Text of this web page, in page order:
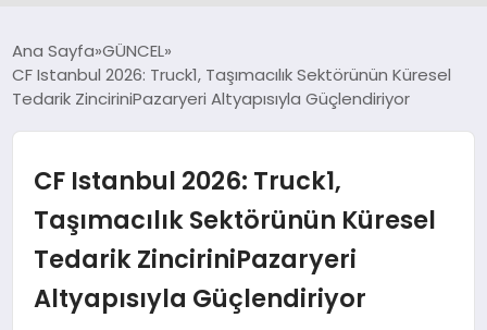
SPOR
DÜNYA
SİYASET
EKONOMİ
Ana Sayfa GÜNCEL
CF Istanbul 2026: Truck1, Taşımacılık Sektörünün Küresel
Tedarik ZinciriniPazaryeri Altyapısıyla Güçlendiriyor
CF Istanbul 2026: Truck1,
Taşımacılık Sektörünün Küresel
Tedarik ZinciriniPazaryeri
Altyapısıyla Güçlendiriyor